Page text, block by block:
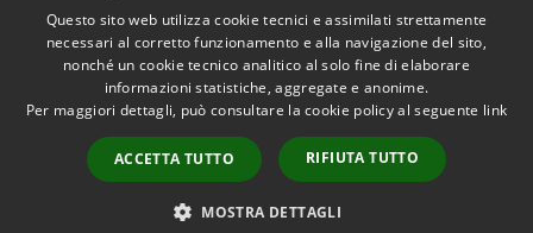
Accessibilità
Privacy
Mappa del sito
Copyright © 2026 • Comune di
Castiglion Fiorentino •
Powered byMunicipium •
Accesso redazione
Questo sito web utilizza cookie tecnici e assimilati strettamente
necessari al corretto funzionamento e alla navigazione del sito,
nonché un cookie tecnico analitico al solo fine di elaborare
informazioni statistiche, aggregate e anonime.
Per maggiori dettagli, può consultare la cookie policy al seguente link
ACCETTA TUTTO RIFIUTA TUTTO
MOSTRA DETTAGLI